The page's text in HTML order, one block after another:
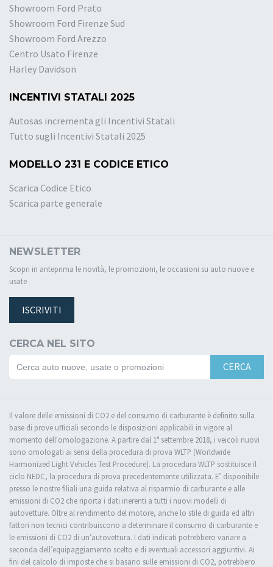
Showroom Ford Prato
Showroom Ford Firenze Sud
Showroom Ford Arezzo
Centro Usato Firenze
Harley Davidson
INCENTIVI STATALI 2025
Autosas incrementa gli Incentivi Statali
Tutto sugli Incentivi Statali 2025
MODELLO 231 E CODICE ETICO
Scarica Codice Etico
Scarica parte generale
NEWSLETTER
Scopri in anteprima le novità, le promozioni, le occasioni su auto nuove e
usate
ISCRIVITI
CERCA NEL SITO
CERCA
Il valore delle emissioni di CO2 e del consumo di carburante è definito sulla
base di prove ufficiali secondo le disposizioni applicabili in vigore al
momento dell'omologazione. A partire dal 1° settembre 2018, i veicoli nuovi
sono omologati ai sensi della procedura di prova WLTP (Worldwide
Harmonized Light Vehicles Test Procedure). La procedura WLTP sostituisce il
ciclo NEDC, la procedura di prova precedentemente utilizzata. E’ disponibile
presso le nostre filiali una guida relativa al risparmio di carburante e alle
emissioni di CO2 che riporta i dati inerenti a tutti i nuovi modelli di
autovetture. Oltre al rendimento del motore, anche lo stile di guida ed altri
fattori non tecnici contribuiscono a determinare il consumo di carburante e
le emissioni di CO2 di un’autovettura. I dati indicati potrebbero variare a
seconda dell’equipaggiamento scelto e di eventuali accessori aggiuntivi. Ai
fini del calcolo di imposte che si basano sulle emissioni di CO2, potrebbero